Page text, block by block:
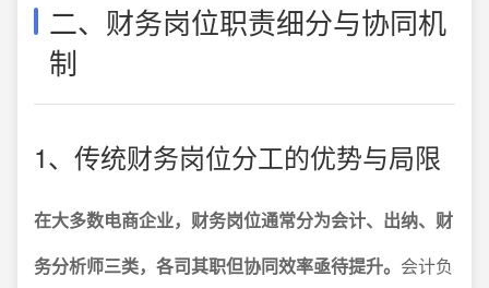
二、财务岗位职责细分与协同机
制
1、传统财务岗位分工的优势与局限
在大多数电商企业，财务岗位通常分为会计、出纳、财
务分析师三类，各司其职但协同效率亟待提升。 会计负